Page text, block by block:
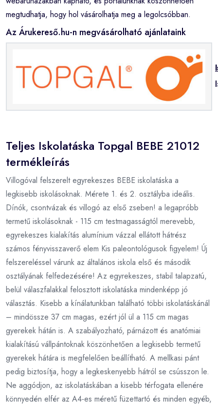
megtudhatja, hogy hol vásárolhatja meg a legolcsóbban.
Az Árukereső.hu-n megvásárolható ajánlataink
Teljes Iskolatáska Topgal BEBE 21012
termékleírás
Villogóval felszerelt egyrekeszes BEBE iskolatáska a
legkisebb iskolásoknak. Mérete 1. és 2. osztályba ideális.
Dínók, csontvázak és villogó az első zseben! a legapróbb
termetű iskolásoknak - 115 cm testmagasságtól merevebb,
egyrekeszes kialakítás alumínium vázzal ellátott hátrész
számos fényvisszaverő elem Kis paleontológusok figyelem! Új
felszereléssel várunk az általános iskola első és második
osztályának felfedezésére! Az egyrekeszes, stabil talapzatú,
belül válaszfalakkal felosztott iskolatáska mindenképp jó
választás. Kisebb a kínálatunkban található többi iskolatáskánál
– mindössze 37 cm magas, ezért jól ül a 115 cm magas
gyerekek hátán is. A szabályozható, párnázott és anatómiai
kialakítású vállpántoknak köszönhetően a legkisebb termetű
gyerekek hátára is megfelelően beállítható. A mellkasi pánt
pedig biztosítja, hogy a legkeskenyebb hátról se csússzon le.
Ne aggódjon, az iskolatáskában a kisebb térfogata ellenére
könnyedén elfér az A4-es méretű füzettartó és minden egyéb,